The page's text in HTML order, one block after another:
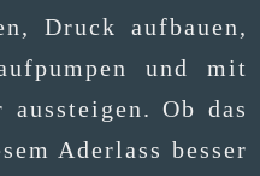
Druck auf­bau­en,
und mit
Ob das
Ader­lass bes­ser